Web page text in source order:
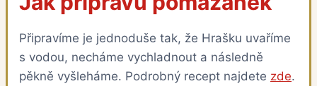
Připravíme je jednoduše tak, že Hrašku uvaříme
s vodou, necháme vychladnout a následně
pěkně vyšleháme. Podrobný recept najdete zde.